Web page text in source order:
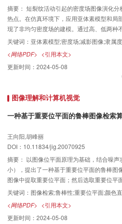
摘要： 短裂纹活动引起的密度场图像演化
热点。在仿真环境下，应用亚体素模型和局
现了非均匀密度场的建模。通过高、低两种
宏观行为，初步开展了短裂纹活动效应的2
度，提出了针对裂纹细节变化的模糊增强
号，有助于监测短裂纹群活动效应。
关键词： 亚体素模型;密度场;减影图像;隶属度
<网络PDF> <引用本文>
更新时间： 2024-05-08
图像理解和计算机视觉
一种基于重要位平面的鲁棒图像检索
王向阳,胡峰丽
DOI：10.11834/jig.20070925
摘要： 以图像位平面原理为基础，结合噪
小），提出了一种基于重要位平面的鲁棒图
图像中提取重要位平面；然后选取重要位平
征，选取重要位平面图像的颜色标准偏差作
色、空间两个特征计算图像间内容的相似
表明，本文算法能够准确和高效地查找出
较好的查准率和查全率。特别地，该算法对
关键词： 图像检索;鲁棒性;重要位平面;颜色
<网络PDF> <引用本文>
更新时间： 2024-05-08